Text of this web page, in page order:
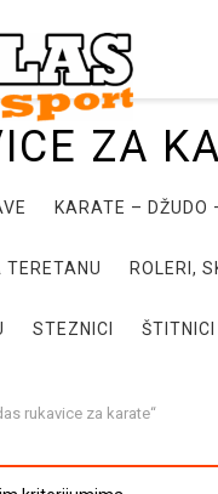
ZA
KARATE – DŽUDO
ROLERI,
STEZNICI ŠTITNICI
rukavice za karate“